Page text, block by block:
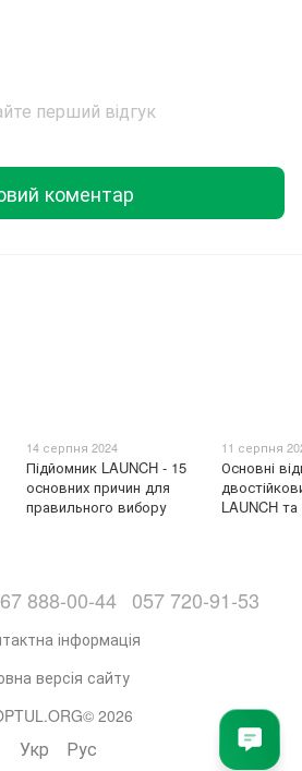
перший відгук
коментар
14 серпня 2024
Підйомник LAUNCH - 15
основних причин для
правильного вибору
11 серпня
Основні
LAUNCH
888-00-44 057 720-91-53
інформація
версія сайту
2026
Укр Рус